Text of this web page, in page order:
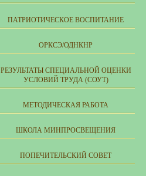
ПАТРИОТИЧЕСКОЕ ВОСПИТАНИЕ
ОРКСЭ/ОДНКНР
РЕЗУЛЬТАТЫ СПЕЦИАЛЬНОЙ ОЦЕНКИ
УСЛОВИЙ ТРУДА (СОУТ)
МЕТОДИЧЕСКАЯ РАБОТА
ШКОЛА МИНПРОСВЕЩЕНИЯ
ПОПЕЧИТЕЛЬСКИЙ СОВЕТ